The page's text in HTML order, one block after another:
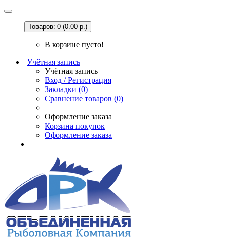
Товаров: 0 (0.00 р.)
В корзине пусто!
Учётная запись
Учётная запись
Вход / Регистрация
Закладки (0)
Сравнение товаров (0)
Оформление заказа
Корзина покупок
Оформление заказа